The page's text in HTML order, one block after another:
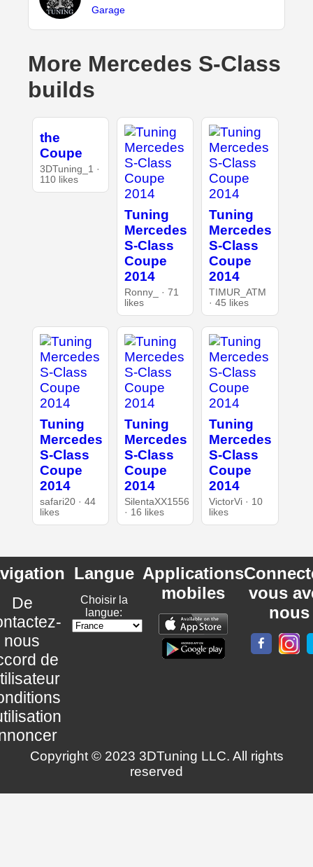
Garage
More Mercedes S-Class
builds
the
Coupe
3DTuning_1 ·
110 likes
Tuning
Mercedes
S-Class
Coupe
2014
Ronny_ · 71
likes
Tuning
Mercedes
S-Class
Coupe
2014
TIMUR_ATM
· 45 likes
Tuning
Mercedes
S-Class
Coupe
2014
safari20 · 44
likes
Tuning
Mercedes
S-Class
Coupe
2014
SilentaXX1556
· 16 likes
Tuning
Mercedes
S-Class
Coupe
2014
VictorVi · 10
likes
De
nous
de
Langue
Choisir la
langue:
Applications
mobiles
vous
nous
Copyright © 2023 3DTuning LLC. All rights
reserved